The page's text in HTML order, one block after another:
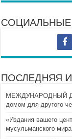
СОЦИАЛЬНЫЕ
ПОСЛЕДНЯЯ
МЕЖДУНАРОДНЫЙ
домом для другого
«Издания вашего
мусульманского